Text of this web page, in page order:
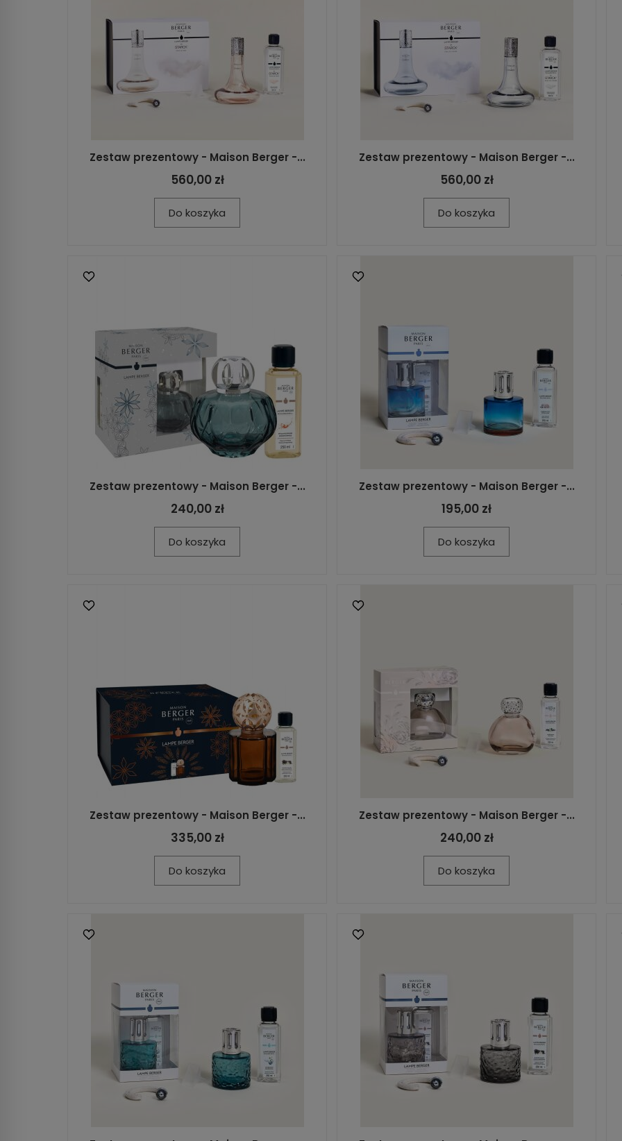
Zestaw prezentowy - Maison Berger -...
560,00 zł
Do koszyka
Zestaw prezentowy - Maison Berger -...
560,00 zł
Do koszyka
Zestaw prezentowy - Maison Berger -...
240,00 zł
Do koszyka
Zestaw prezentowy - Maison Berger -...
195,00 zł
Do koszyka
Zestaw prezentowy - Maison Berger -...
335,00 zł
Do koszyka
Zestaw prezentowy - Maison Berger -...
240,00 zł
Do koszyka